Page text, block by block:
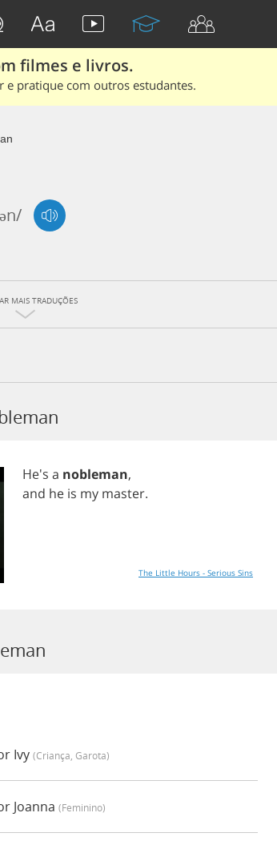
filmes e livros.
e pratique com outros estudantes.
MAIS TRADUÇÕES
He's a nobleman,
and he is my master.
The Little Hours - Serious Sins
Ivy (criança, Garota)
Joanna (feminino)